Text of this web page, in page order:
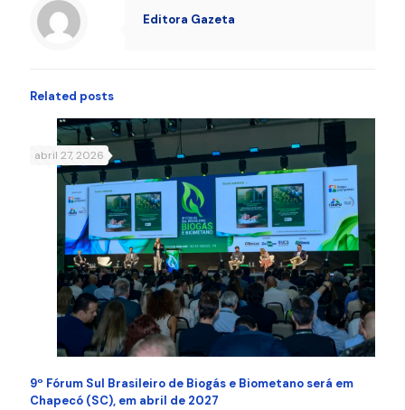
Editora Gazeta
Related posts
abril 27, 2026
9º Fórum Sul Brasileiro de Biogás e Biometano será em
Chapecó (SC), em abril de 2027